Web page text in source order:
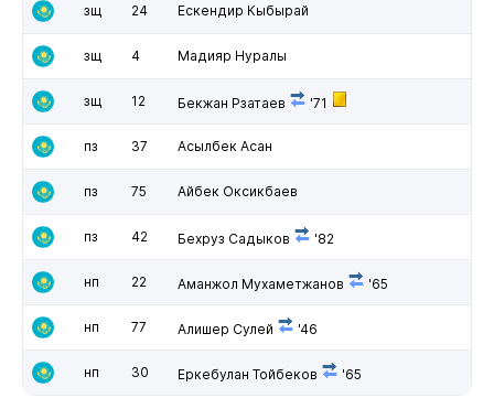
зщ 24 Ескендир Кыбырай
зщ 4 Мадияр Нуралы
зщ 12 Бекжан Рзатаев '71
пз 37 Асылбек Асан
пз 75 Айбек Оксикбаев
пз 42 Бехруз Садыков '82
нп 22 Аманжол Мухаметжанов '65
нп 77 Алишер Сулей '46
нп 30 Еркебулан Тойбеков '65